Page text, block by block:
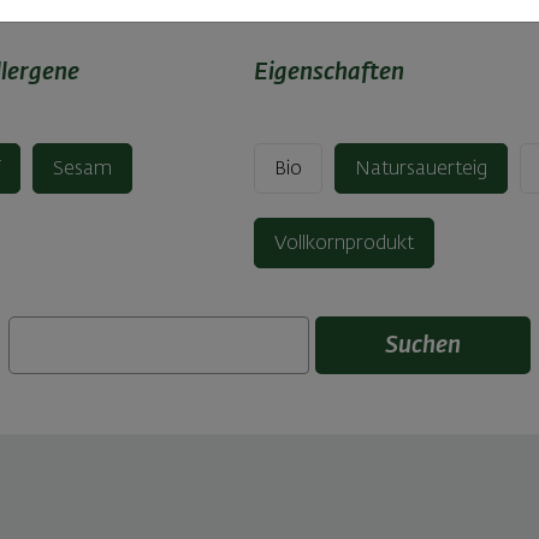
Sesam
Eigenschaften
Bio Natursauerteig
Vollkornprodukt
Suchen